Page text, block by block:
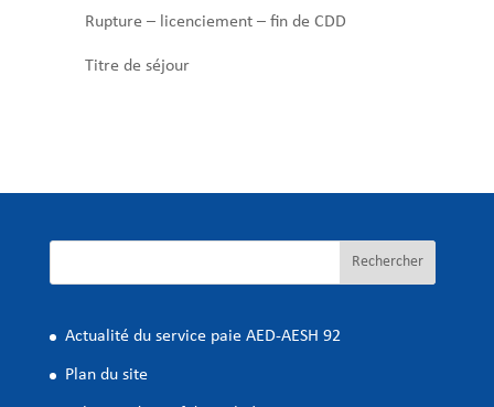
Rupture – licenciement – fin de CDD
Titre de séjour
Rechercher
Actualité du service paie AED-AESH 92
Plan du site